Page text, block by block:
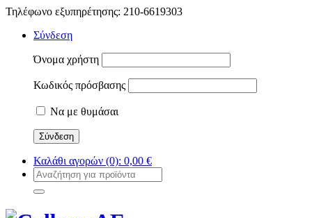
Τηλέφωνο εξυπηρέτησης: 210-6619303
Σύνδεση
Όνομα χρήστη
Κωδικός πρόσβασης
Να με θυμάσαι
Καλάθι αγορών (0): 0,00 €